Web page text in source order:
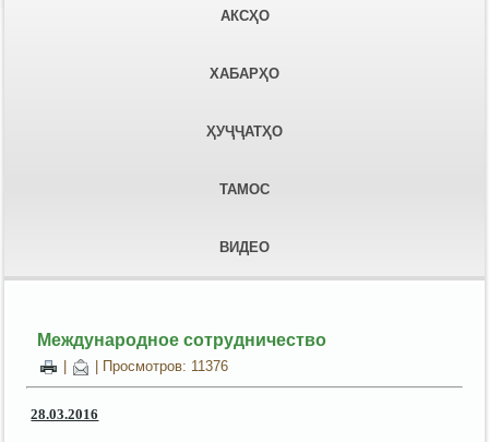
АКСҲО
ХАБАРҲО
ҲУҶҶАТҲО
ТАМОС
ВИДЕО
Международное сотрудничество
| Просмотров: 11376
28.03.2016